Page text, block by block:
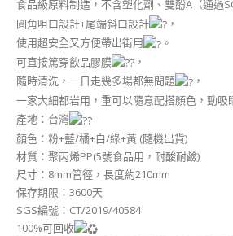
食品級原料制造，不含塑化劑、雙酚A（通過
圓角咀口設計+尾端斜口設計
，
使用超安全又方便帶出街用
。
可直接篤穿飲品膠膜
，
隨時清洗，一日走幾多場都無問題
，
一家大細都岩用，重可以隨意配搭顏色，勁吸
產地：台灣
顏色：粉+藍/橘+白/綠+黃 (隨機出貨)
材質：聚丙烯PP(5號食品用，耐酸耐鹼)
尺寸：8mm管徑，長度約210mm
保存期限：3600天
SGS編號：CT/2019/40584
100%可回收